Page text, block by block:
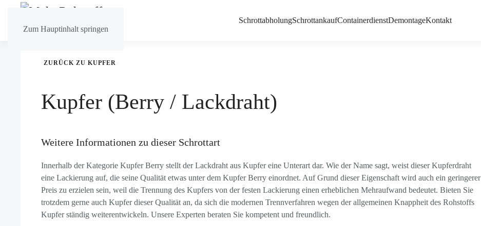
Zum Hauptinhalt springen
SchrottabholungSchrottankaufContainerdienstDemontageKontakt
ZURÜCK ZU KUPFER
Kupfer (Berry / Lackdraht)
Weitere Informationen zu dieser Schrottart
Innerhalb der Kategorie Kupfer Berry stellt der Lackdraht aus Kupfer eine Unterart dar. Wie der Name sagt, weist dieser Kupferdraht
eine Lackierung auf, die seine Qualität etwas unter dem Kupfer Berry einordnet. Auf Grund dieser Eigenschaft wird auch ein geringerer
Preis zu erzielen sein, weil die Trennung des Kupfers von der festen Lackierung einen erheblichen Mehraufwand bedeutet. Bieten Sie
trotzdem gerne auch Kupfer dieser Qualität an, da sich die modernen Trennverfahren wegen der allgemeinen Knappheit des Rohstoffs
Kupfer ständig weiterentwickeln. Unsere Experten beraten Sie kompetent und freundlich.